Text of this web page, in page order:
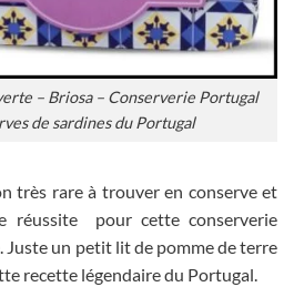
– Briosa – Conserverie Portugal
de sardines du Portugal
très rare à trouver en conserve et
réussite pour cette conserverie
Juste un petit lit de pomme de terre
recette légendaire du Portugal.